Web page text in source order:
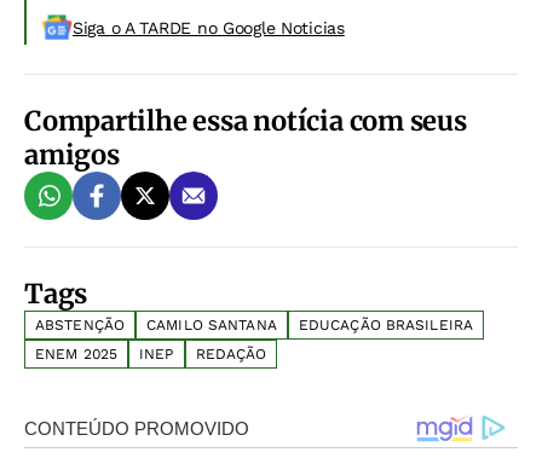
Siga o A TARDE no Google Noticias
Compartilhe essa notícia com seus
amigos
Tags
ABSTENÇÃO CAMILO SANTANA
EDUCAÇÃO BRASILEIRA
ENEM 2025
INEP REDAÇÃO